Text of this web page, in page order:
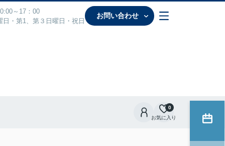
～17：00
日・第1、第３日曜日・祝日
お問い合わせ
お気に入り
0